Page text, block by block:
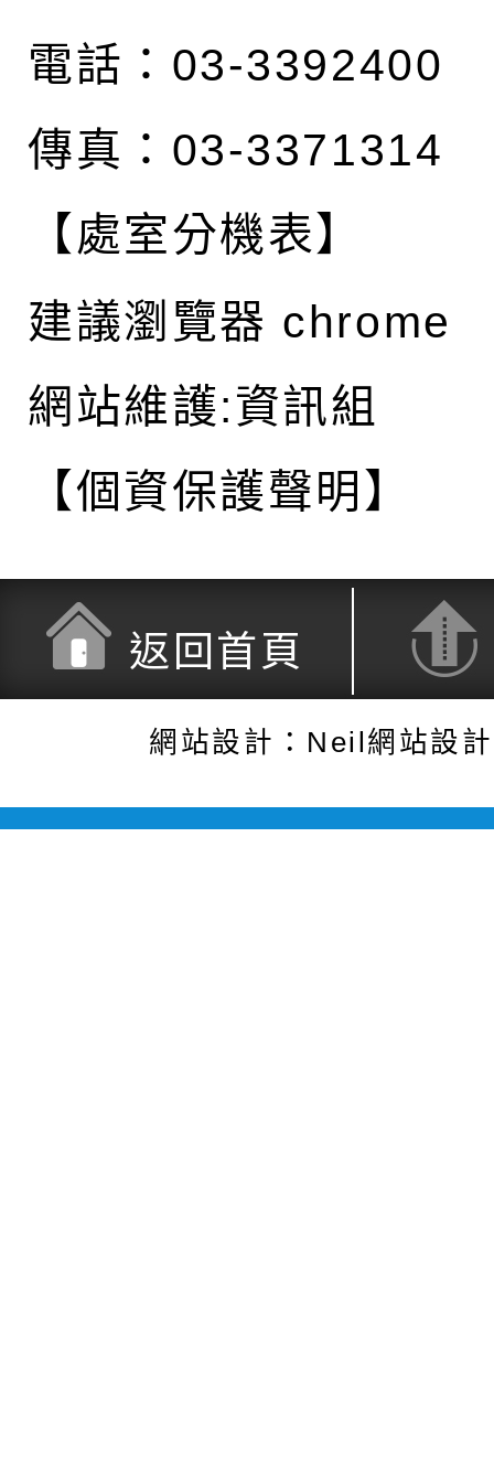
電話：03-3392400
傳真：03-3371314
【處室分機表】
建議瀏覽器 chrome
網站維護:資訊組
【個資保護聲明】
返回首頁
網站設計：Neil網站設